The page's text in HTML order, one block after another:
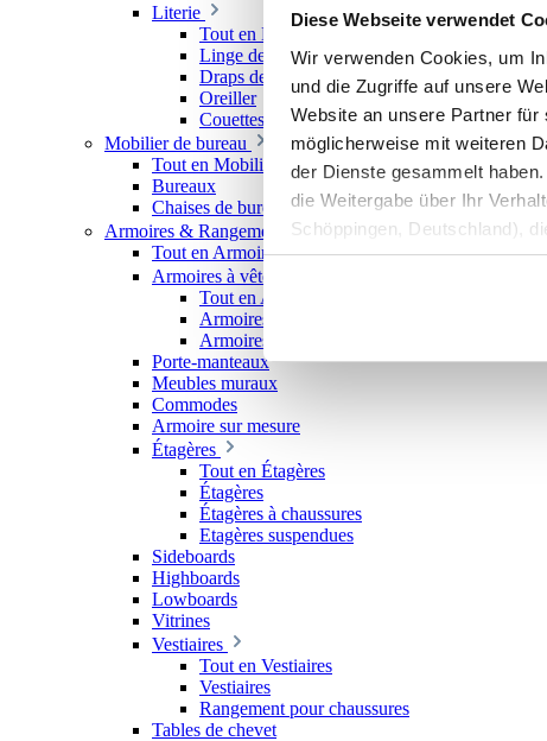
Diese Webseite verwendet
Wir verwenden Cookies, um
und die Zugriffe auf unsere
Website an unsere Partner
möglicherweise mit weiteren
der Dienste gesammelt
die Weitergabe über Ihr
Schöppingen, Deutschland),
Produktverbesserungen,
Literie
Tout en Literie
Linge de lit
Draps de lit & draps-housses
Oreiller
Couettes
Mobilier de bureau
Tout en Mobilier de bureau
Bureaux
Chaises de bureau
Armoires & Rangements
Tout en Armoires & Rangements
Armoires à vêtements
Tout en Armoires à vêtements
Armoires à portes coulissantes
Armoires ouvertes
Porte-manteaux
Meubles muraux
Commodes
Armoire sur mesure
Étagères
Tout en Étagères
Étagères
Étagères à chaussures
Etagères suspendues
Sideboards
Highboards
Lowboards
Vitrines
Vestiaires
Tout en Vestiaires
Vestiaires
Rangement pour chaussures
Tables de chevet